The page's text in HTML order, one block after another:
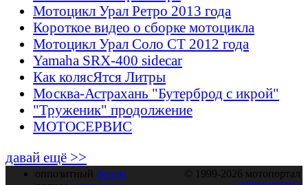
Мотоцикл Урал Ретро 2013 года
Короткое видео о сборке мотоцикла
Мотоцикл Урал Соло СТ 2012 года
Yamaha SRX-400 sidecar
Как колясЯтся Литры
Москва-Астрахань "Бутерброд с икрой"
"Труженик" продолжение
МОТОСЕРВИС
давай ещё >>
оппозитный форум
© 1999-2026 мотопортал